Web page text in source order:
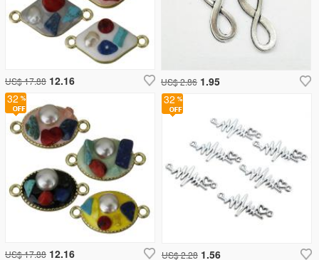
US$ 17.88 12.16
32
US$ 17.88 12.16
US$ 2.86 1.95
32
US$ 2.28 1.56